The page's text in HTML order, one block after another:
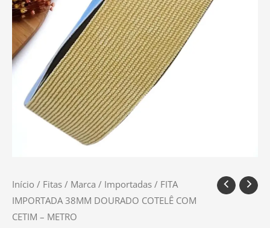
Início / Fitas / Marca / Importadas / FITA
IMPORTADA 38MM DOURADO COTELÊ COM
CETIM – METRO